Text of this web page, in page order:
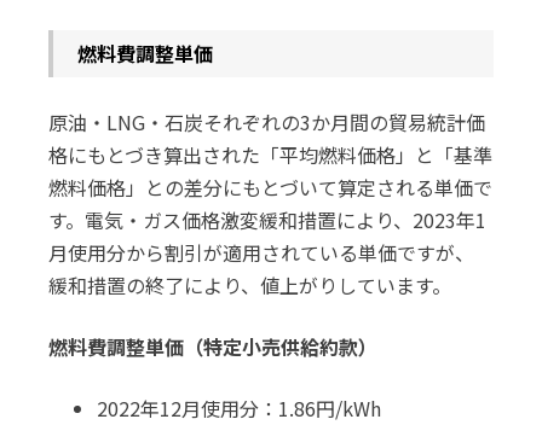
燃料費調整単価
原油・LNG・石炭それぞれの3か月間の貿易統計価
格にもとづき算出された「平均燃料価格」と「基準
燃料価格」との差分にもとづいて算定される単価で
す。電気・ガス価格激変緩和措置により、2023年1
月使用分から割引が適用されている単価ですが、
緩和措置の終了により、値上がりしています。
燃料費調整単価（特定小売供給約款）
2022年12月使用分：1.86円/kWh